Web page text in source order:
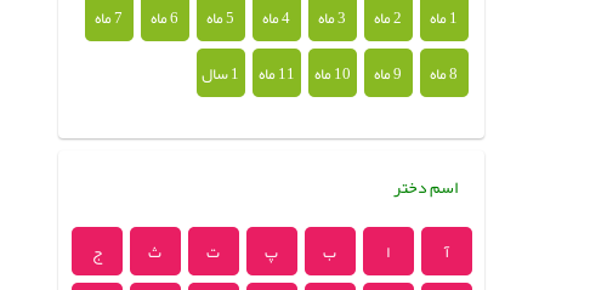
1 ماه 2 ماه 3 ماه 4 ماه 5 ماه 6 ماه
7 ماه
8 ماه
9 ماه 10 ماه 11 ماه 1 سال
اسم دختر
آ ا ب پ ت ث
ج